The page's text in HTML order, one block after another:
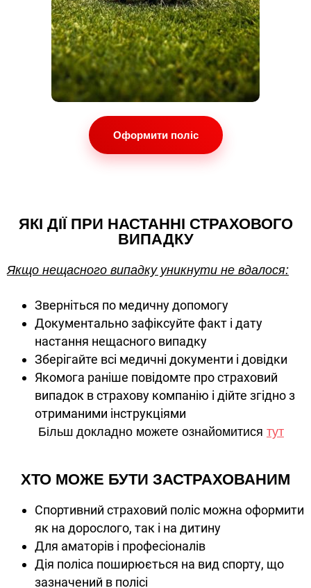
Оформити поліс
ЯКІ ДІЇ ПРИ НАСТАННІ СТРАХОВОГО
ВИПАДКУ
Якщо нещасного випадку уникнути не вдалося:
Зверніться по медичну допомогу
Документально зафіксуйте факт і дату
настання нещасного випадку
Зберігайте всі медичні документи і довідки
Якомога раніше повідомте про страховий
випадок в страхову компанію і дійте згідно з
отриманими інструкціями
Більш докладно можете ознайомитися тут
ХТО МОЖЕ БУТИ ЗАСТРАХОВАНИМ
Спортивний страховий поліс можна оформити
як на дорослого, так і на дитину
Для аматорів і професіоналів
Дія поліса поширюється на вид спорту, що
зазначений в полісі